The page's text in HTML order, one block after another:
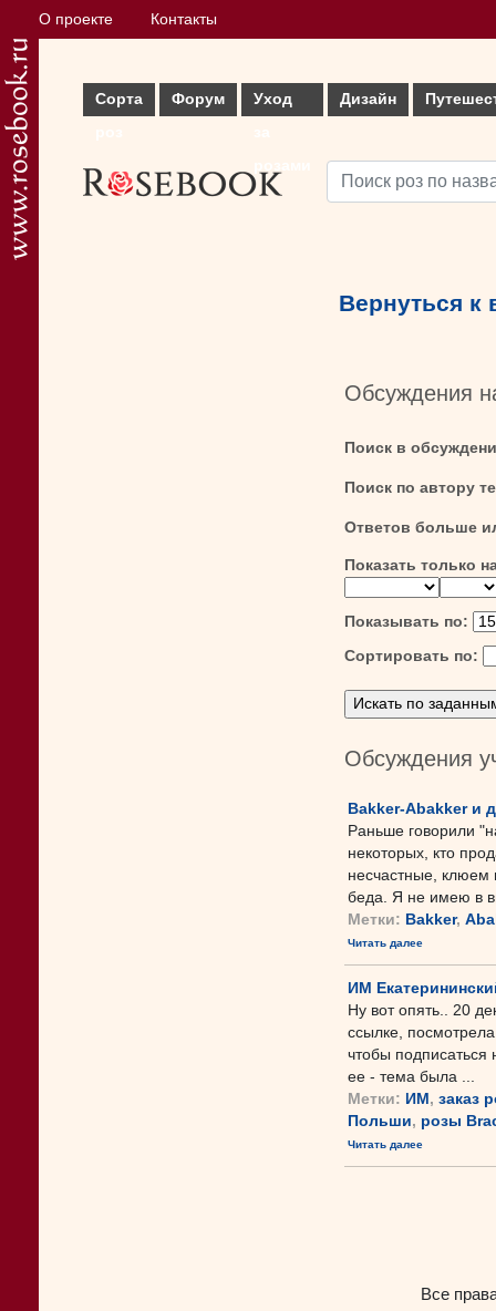
О проекте Контакты
Сорта
Форум
Уход
Дизайн
Вернуться к
Обсуждения
Поиск в
Поиск по автору
Ответов больше
Показать только
Показывать по:
Сортировать по:
Обсуждения
Bakker-Abakker и
Раньше говорили
некоторых, кто
несчастные, клюем
беда. Я не имею в
Метки: Bakker,
Читать далее
ИМ
Ну вот опять.. 20
ссылке,
чтобы
ее - тема была ...
Метки: ИМ , заказ
Польши, розы
Читать далее
Все